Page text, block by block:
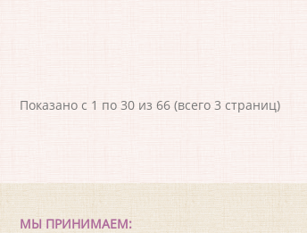
Показано с 1 по 30 из 66 (всего 3 страниц)
МЫ ПРИНИМАЕМ: